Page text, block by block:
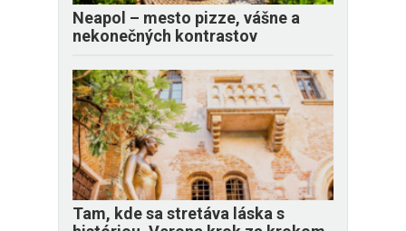
Neapol – mesto pizze, vášne a
nekonečných kontrastov
Tam, kde sa stretáva láska s